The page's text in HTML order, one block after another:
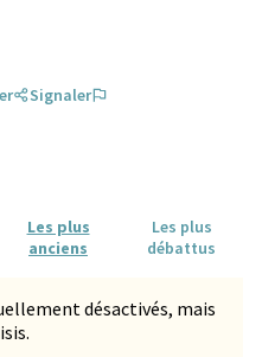
Signaler
Les plus
anciens
Les plus
débattus
désactivés, mais